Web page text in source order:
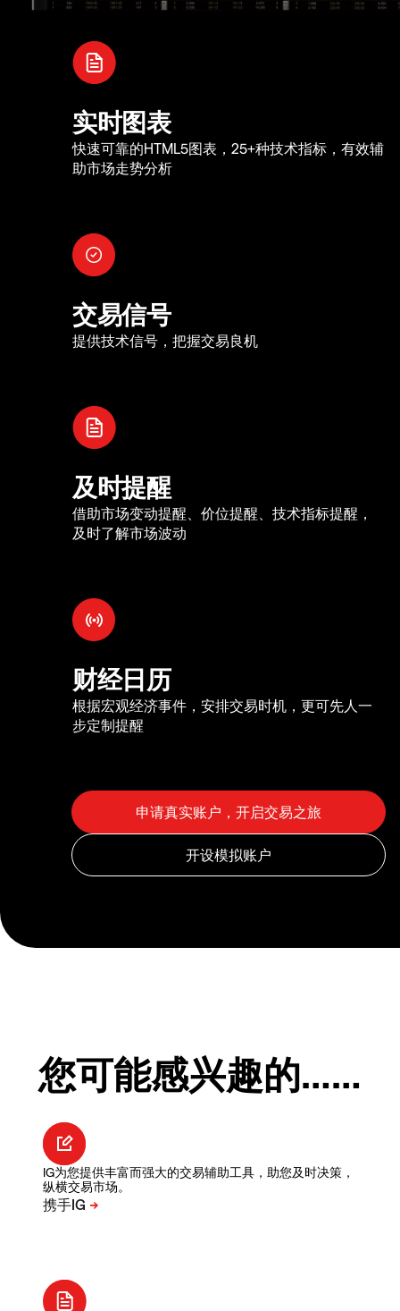
实时图表
快速可靠的HTML5图表，25+种技术指标，有效辅
助市场走势分析
交易信号
提供技术信号，把握交易良机
及时提醒
借助市场变动提醒、价位提醒、技术指标提醒，
及时了解市场波动
财经日历
根据宏观经济事件，安排交易时机，更可先人一
步定制提醒
您可能感兴趣的……
IG为您提供丰富而强大的交易辅助工具，助您及时决策，
纵横交易市场。